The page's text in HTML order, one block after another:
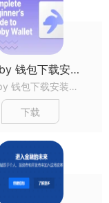
Rabby 钱包下载安装完整新手指南
Rabby 钱包下载安装完整新手指南Rabby 钱包下载安装完整新手指南Rabby 钱包下载安装完整新手指南...
下载